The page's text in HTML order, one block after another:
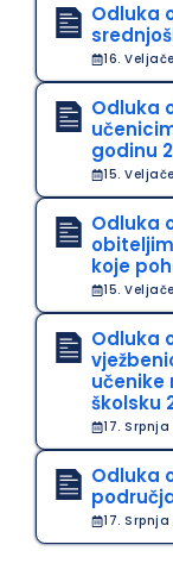
Odluka
16.
Odluka
godinu
15.
Odluka
koje
15.
Odluka
učenike
školsku
17.
Odluka
17.